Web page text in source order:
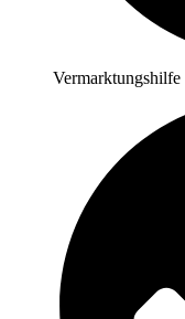
Vermarktungshilfe